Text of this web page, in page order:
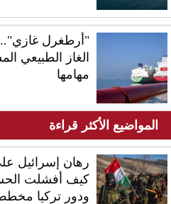
"أرطغرل غازي"..
الغاز الطبيعي
مهامها
المواضيع الأكثر قراءة
رهان إسرائيل
كيف أفشلت
ودور تركيا